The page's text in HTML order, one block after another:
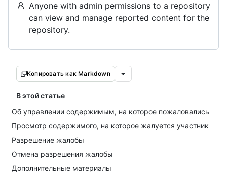
Anyone with admin permissions to a repository
can view and manage reported content for the
repository.
Копировать как Markdown
В этой статье
Об управлении содержимым, на которое пожаловались
Просмотр содержимого, на которое жалуется участник
Разрешение жалобы
Отмена разрешения жалобы
Дополнительные материалы